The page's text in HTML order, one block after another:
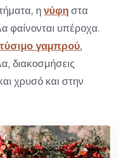
ηνύφη στα
φαίνονται υπέροχα.
γαμπρού,
διακοσμήσεις
χρυσό και στην